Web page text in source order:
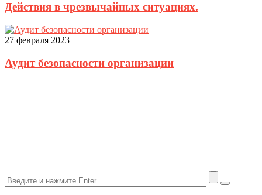
Действия в чрезвычайных ситуациях.
27 февраля 2023
Аудит безопасности организации